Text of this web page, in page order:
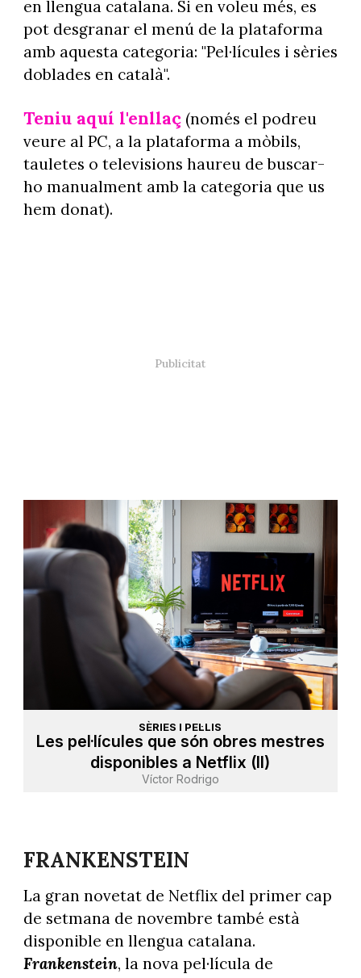
en llengua catalana. Si en voleu més, es
pot desgranar el menú de la plataforma
amb aquesta categoria: "Pel·lícules i sèries
doblades en català".
Teniu aquí l'enllaç(només el podreu
veure al PC, a la plataforma a mòbils,
tauletes o televisions haureu de buscar-
ho manualment amb la categoria que us
hem donat).
SÈRIES I PEL·LIS
Les pel·lícules que són obres mestres
disponibles a Netflix (II)
Víctor Rodrigo
FRANKENSTEIN
La gran novetat de Netflix del primer cap
de setmana de novembre també està
disponible en llengua catalana.
Frankenstein, la nova pel·lícula de